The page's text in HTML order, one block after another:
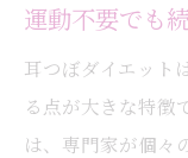
運動不要でも
耳つぼダイエット
る点が大きな特徴
は、専門家が個々